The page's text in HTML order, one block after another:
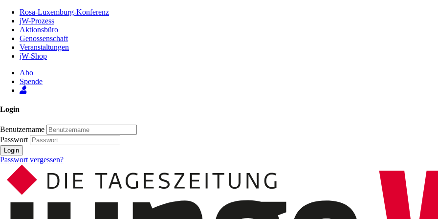
Inhalt
Seite
Rosa-Luxemburg-Konferenz
jW-Prozess
Aktionsbüro
Genossenschaft
Veranstaltungen
jW-Shop
Abo
Spende
Login
Benutzername
Passwort
Login
Passwort vergessen?